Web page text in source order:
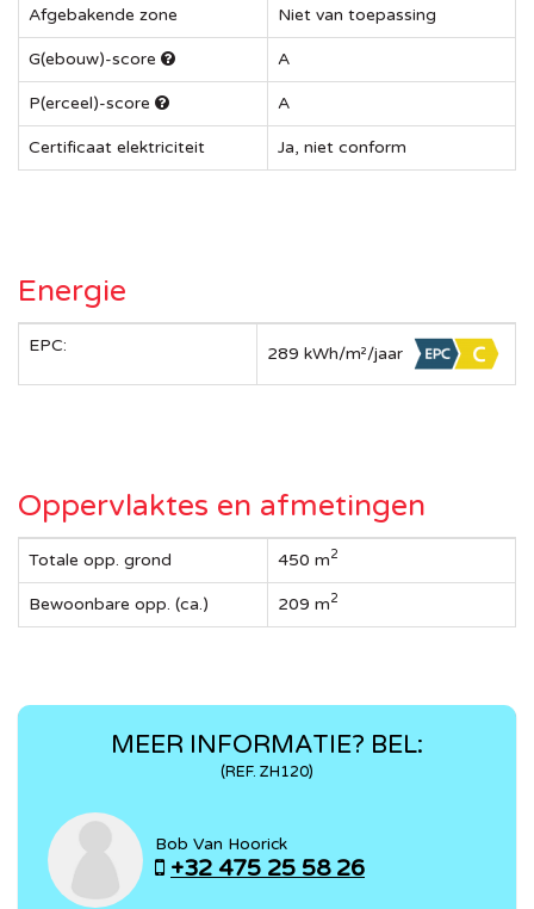
Afgebakende zone Niet van toepassing
G(ebouw)-score A
P(erceel)-score A
Certificaat elektriciteit Ja, niet conform
Energie
EPC: 289 kWh/m²/jaar
Oppervlaktes en afmetingen
Totale opp. grond 450 m2
Bewoonbare opp. (ca.) 209 m2
MEER INFORMATIE? BEL:
(REF. ZH120)
Bob Van Hoorick
+32 475 25 58 26